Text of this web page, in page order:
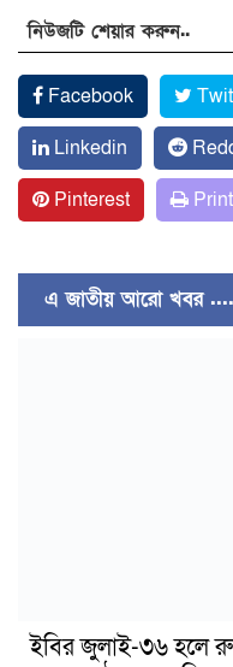
নিউজটি শেয়ার করুন..
Facebook
Linkedin
Pinterest
Print
এ জাতীয় আরো খবর ....
ইবির জুলাই-৩৬ হলে